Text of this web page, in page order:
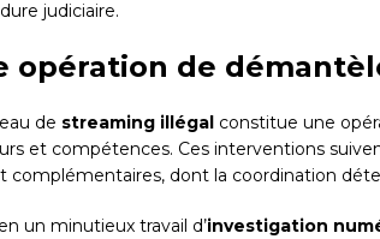
judiciaire.
opération de
de streaming illégal constitue une
et compétences. Ces interventions
complémentaires, dont la coordination
un minutieux travail d’investigation